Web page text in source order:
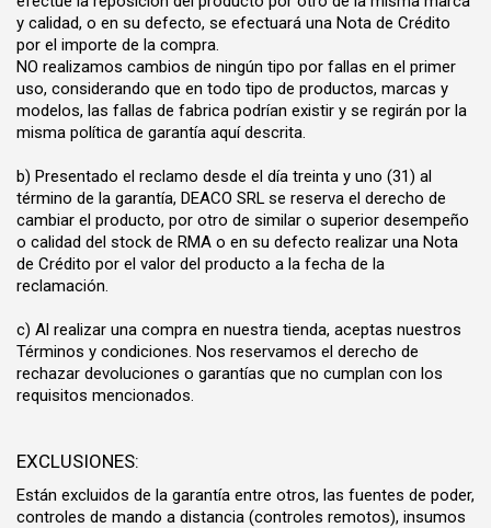
y calidad, o en su defecto, se efectuará una Nota de Crédito
por el importe de la compra.
NO realizamos cambios de ningún tipo por fallas en el primer
uso, considerando que en todo tipo de productos, marcas y
modelos, las fallas de fabrica podrían existir y se regirán por la
misma política de garantía aquí descrita.
b) Presentado el reclamo desde el día treinta y uno (31) al
término de la garantía, DEACO SRL se reserva el derecho de
cambiar el producto, por otro de similar o superior desempeño
o calidad del stock de RMA o en su defecto realizar una Nota
de Crédito por el valor del producto a la fecha de la
reclamación.
c) Al realizar una compra en nuestra tienda, aceptas nuestros
Términos y condiciones. Nos reservamos el derecho de
rechazar devoluciones o garantías que no cumplan con los
requisitos mencionados.
EXCLUSIONES:
Están excluidos de la garantía entre otros, las fuentes de poder,
controles de mando a distancia (controles remotos), insumos